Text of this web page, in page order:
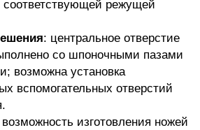
соответствующей режущей
: центральное отверстие
со шпоночными пазами
возможна установка
вспомогательных отверстий
возможность изготовления ножей